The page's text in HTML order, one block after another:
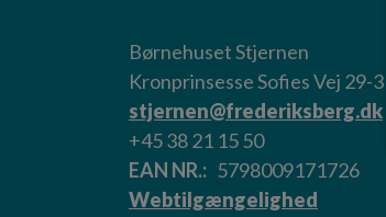
Børnehuset Stjernen
Kronprinsesse Sofies Vej 29-
stjernen@frederiksberg.dk
+45 38 21 15 50
EAN NR.
5798009171726
Webtilgængelighed